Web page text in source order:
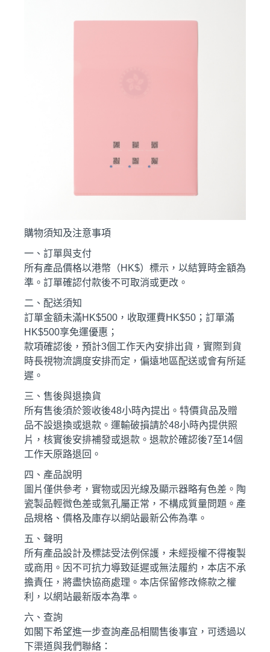
購物須知及注意事項
一、訂單與支付
所有產品價格以港幣（HK$）標示，以結算時金額為
準。訂單確認付款後不可取消或更改。
二、配送須知
訂單金額未滿HK$500，收取運費HK$50；訂單滿
HK$500享免運優惠；
款項確認後，預計3個工作天內安排出貨，實際到貨
時長視物流調度安排而定，偏遠地區配送或會有所延
遲。
三、售後與退換貨
所有售後須於簽收後48小時內提出。特價貨品及贈
品不設退換或退款。運輸破損請於48小時內提供照
片，核實後安排補發或退款。退款於確認後7至14個
工作天原路退回。
四、產品說明
圖片僅供參考，實物或因光線及顯示器略有色差。陶
瓷製品輕微色差或氣孔屬正常，不構成質量問題。產
品規格、價格及庫存以網站最新公佈為準。
五、聲明
所有產品設計及標誌受法例保護，未經授權不得複製
或商用。因不可抗力導致延遲或無法履約，本店不承
擔責任，將盡快協商處理。本店保留修改條款之權
利，以網站最新版本為準。
六、查詢
如閣下希望進一步查詢產品相關售後事宜，可透過以
下渠道與我們聯絡：